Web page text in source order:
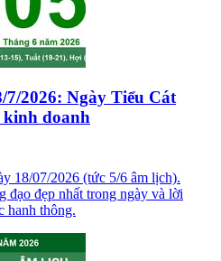
2026: Ngày Tiểu Cát
kinh doanh
18/07/2026 (tức 5/6 âm lịch).
đạo đẹp nhất trong ngày và lời
hanh thông.